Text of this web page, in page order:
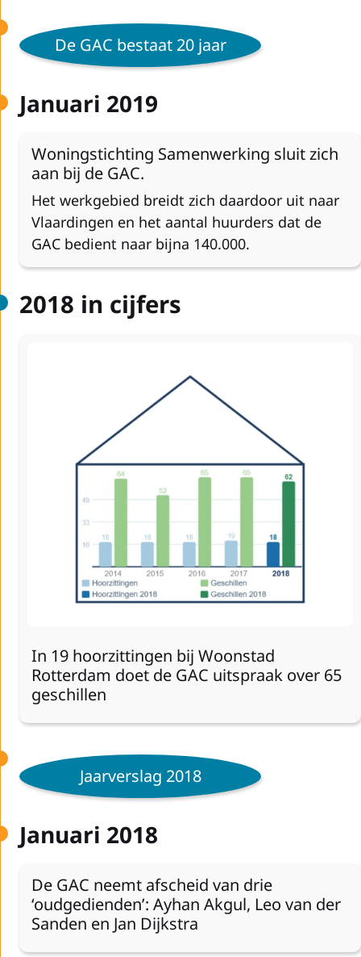
De GAC bestaat 20 jaar
Januari 2019
Woningstichting Samenwerking sluit zich
aan bij de GAC.
Het werkgebied breidt zich daardoor uit naar
Vlaardingen en het aantal huurders dat de
GAC bedient naar bijna 140.000.
2018 in cijfers
In 19 hoorzittingen bij Woonstad
Rotterdam doet de GAC uitspraak over 65
geschillen
Jaarverslag 2018
Januari 2018
De GAC neemt afscheid van drie
‘oudgedienden’: Ayhan Akgul, Leo van der
Sanden en Jan Dijkstra